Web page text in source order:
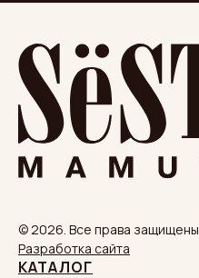
© 2026. Все права защищены.
Разработка сайта
КАТАЛОГ